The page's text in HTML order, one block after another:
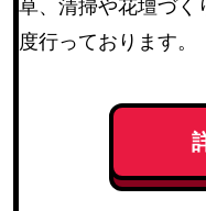
草、清掃や花壇づく
度行っております。